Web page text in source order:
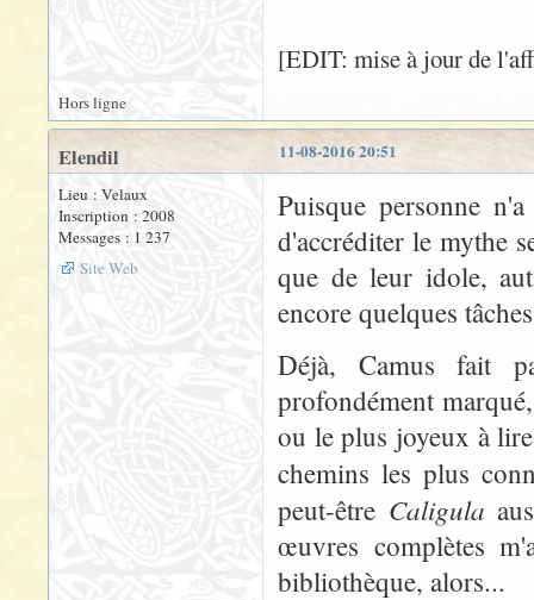
[EDIT: mise à jour de
Hors ligne
11-08-2016 20:51
Elendil
Lieu : Velaux
Inscription : 2008
Messages : 1 237
Site Web
Puisque personne
d'accréditer le mythe
que de leur idole,
encore quelques
Déjà, Camus fait
profondément
ou le plus joyeux à
chemins les plus
peut-être Caligula
œuvres complètes
bibliothèque, alors...